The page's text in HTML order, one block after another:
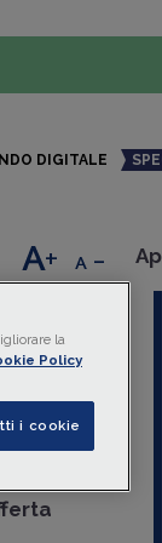
DIGITALE
chiarito
+ -
la
Policy
i cookie